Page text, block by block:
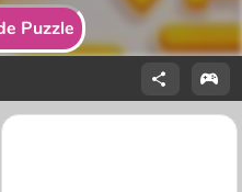
Puzzle